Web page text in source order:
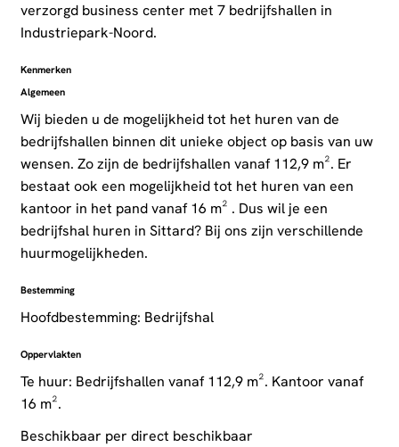
verzorgd business center met 7 bedrijfshallen in
Industriepark-Noord.
Kenmerken
Algemeen
Wij bieden u de mogelijkheid tot het huren van de
bedrijfshallen binnen dit unieke object op basis van uw
wensen. Zo zijn de bedrijfshallen vanaf 112,9 m². Er
bestaat ook een mogelijkheid tot het huren van een
kantoor in het pand vanaf 16 m² . Dus wil je een
bedrijfshal huren in Sittard? Bij ons zijn verschillende
huurmogelijkheden.
Bestemming
Hoofdbestemming: Bedrijfshal
Oppervlakten
Te huur: Bedrijfshallen vanaf 112,9 m². Kantoor vanaf
16 m².
Beschikbaar per direct beschikbaar